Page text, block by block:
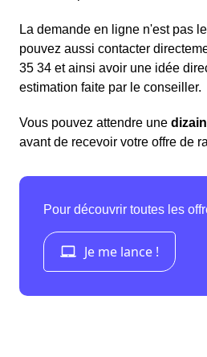
La demande en ligne n'est pas
pouvez aussi contacter
35 34 et ainsi avoir une idée
estimation faite par le conseiller.
Vous pouvez attendre une
avant de recevoir votre offre de